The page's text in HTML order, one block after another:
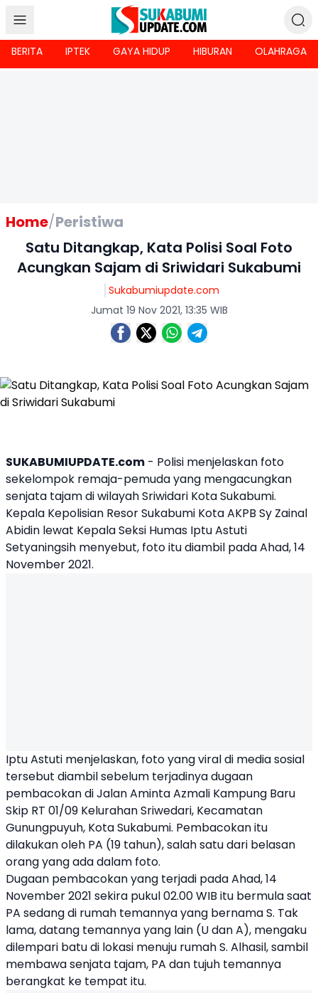
BERITA IPTEK GAYA HIDUP HIBURAN OLAHRAGA
Home/Peristiwa
Satu Ditangkap, Kata Polisi Soal Foto
Acungkan Sajam di Sriwidari Sukabumi
Sukabumiupdate.com
Jumat 19 Nov 2021, 13:35 WIB
SUKABUMIUPDATE.com - Polisi menjelaskan foto
sekelompok remaja-pemuda yang mengacungkan
senjata tajam di wilayahSriwidari KotaSukabumi.
Kepala Kepolisian Resor Sukabumi Kota AKPB Sy Zainal
Abidin lewat Kepala Seksi Humas Iptu Astuti
Setyaningsih menyebut, foto itu diambil pada Ahad, 14
November 2021.
Iptu Astuti menjelaskan, foto yang viral di media sosial
tersebut diambil sebelum terjadinya dugaan
pembacokan di Jalan Aminta Azmali Kampung Baru
Skip RT 01/09 Kelurahan Sriwedari, Kecamatan
Gunungpuyuh, Kota Sukabumi. Pembacokan itu
dilakukan oleh PA (19 tahun), salah satu dari belasan
orang yang ada dalam foto.
Dugaan pembacokan yang terjadi pada Ahad, 14
November 2021 sekira pukul 02.00 WIB itu bermula saat
PA sedang di rumah temannya yang bernama S. Tak
lama, datang temannya yang lain (U dan A), mengaku
dilempari batu di lokasi menuju rumah S. Alhasil, sambil
membawa senjata tajam, PA dan tujuh temannya
berangkat ke tempat itu.